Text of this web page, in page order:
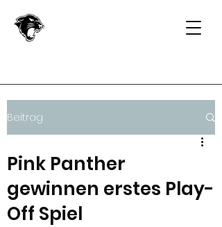
Beitrag
Pink Panther
gewinnen erstes Play-
Off Spiel